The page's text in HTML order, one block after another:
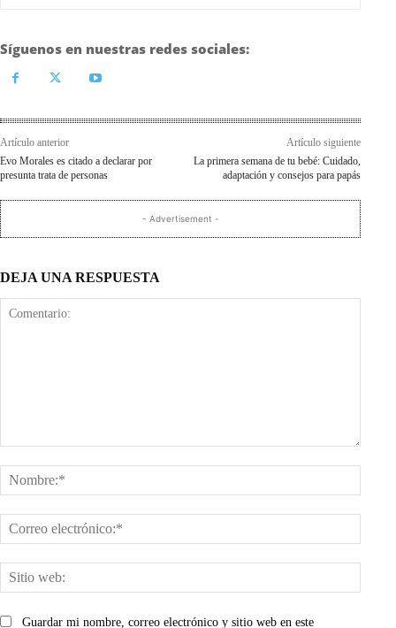
Síguenos en nuestras redes sociales:
Artículo anterior
Evo Morales es citado a declarar por
presunta trata de personas
Artículo siguiente
La primera semana de tu bebé: Cuidado,
adaptación y consejos para papás
- Advertisement -
DEJA UNA RESPUESTA
web:
Guardar mi nombre, correo electrónico y sitio web en este